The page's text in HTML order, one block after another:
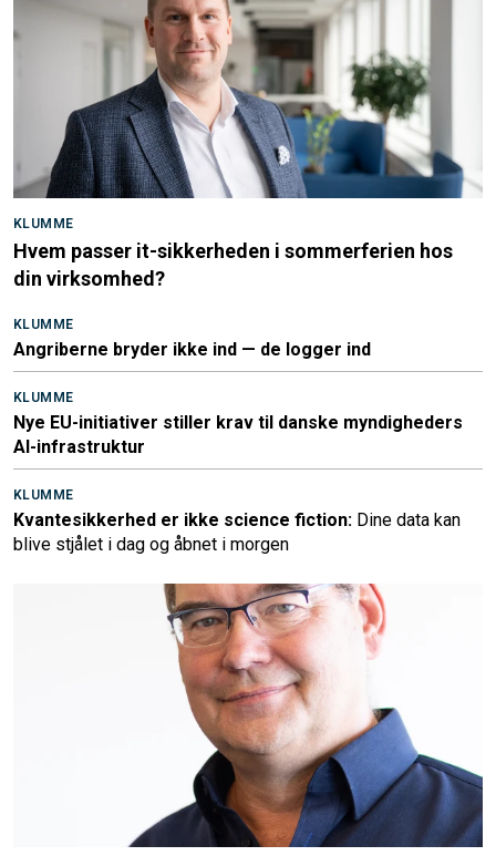
KLUMME
Hvem passer it-sikkerheden i sommerferien hos
din virksomhed?
KLUMME
Angriberne bryder ikke ind — de logger ind
KLUMME
Nye EU-initiativer stiller krav til danske myndigheders
AI-infrastruktur
KLUMME
Kvantesikkerhed er ikke science fiction: Dine data kan
blive stjålet i dag og åbnet i morgen